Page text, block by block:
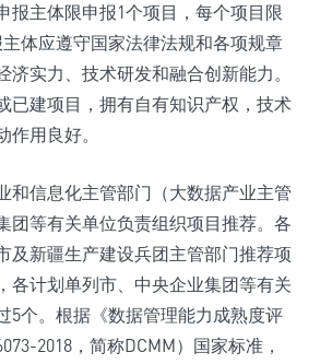
报主体限申报1个项目，每个项目限
体应遵守国家法律法规和各项规章
济实力、技术研发和融合创新能力。
已建项目，拥有自有知识产权，技术
作用良好。
和信息化主管部门（大数据产业主管
团等有关单位负责组织项目推荐。各
及新疆生产建设兵团主管部门推荐项
各计划单列市、中央企业集团等有关
5个。根据《数据管理能力成熟度评
2018，简称DCMM）国家标准，